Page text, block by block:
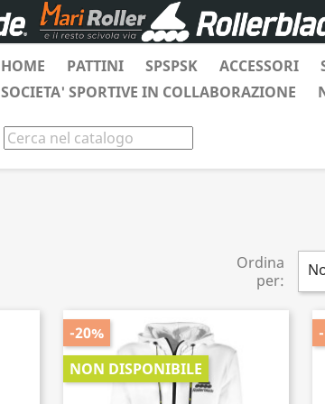
HOME PATTINI SPSPSK ACCESSORI
SOCIETA' SPORTIVE IN COLLABORAZIONE
Ordina
per:
-20%
NON DISPONIBILE